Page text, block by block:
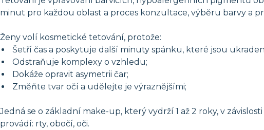
minut pro každou oblast a proces konzultace, výběru barvy a
Ženy volí kosmetické tetování, protože:
Šetří čas a poskytuje další minuty spánku, které jsou
Odstraňuje komplexy o vzhledu;
Dokáže opravit asymetrii čar;
Změňte tvar očí a udělejte je výraznějšími;
Jedná se o základní make-up, který vydrží 1 až 2 roky, v
provádí: rty, obočí, oči.